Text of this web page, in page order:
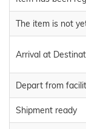
The item is not
Arrival at
Depart from
Shipment ready